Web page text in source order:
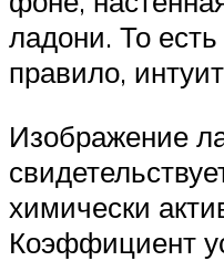
ладони. То
правило,
Изображение
химически
Коэффициент